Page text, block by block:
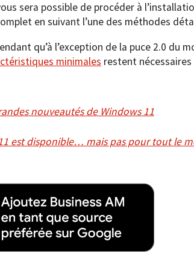
sera possible de procéder à
en suivant l’une des méthodes
qu’à l’exception de la puce 2.0 du
minimales restent
nouveautés de Windows 11
est disponible… mais pas pour tout le